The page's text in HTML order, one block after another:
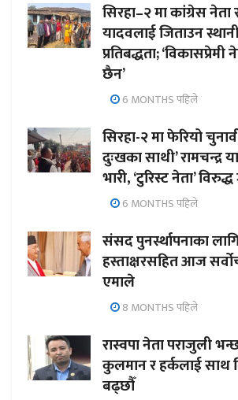
सिरहा–२ मा कांग्रेस नेता
यादवलाई जिताउन
प्रतिबद्धता;
छैन’
6 MONTHS पहिले
सिरहा-२ मा फेरियो
दुःखका साथी’ रामचन्द्र
भारी, ‘टुरिस्ट नेता’
6 MONTHS पहिले
संसद पुनर्स्थापनाका
हस्ताक्षरसहित आज
एमाले
8 MONTHS पहिले
रास्वपा नेता पराजुली
कुलमान र हर्कलाई साथ
बढ्छौँ